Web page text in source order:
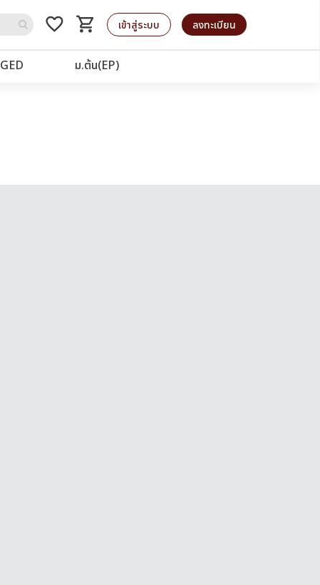
favorite_border shopping_cart
รถเข็น เข้าสู่ระบบ ลงทะเบียน
GED ม.ต้น(EP)